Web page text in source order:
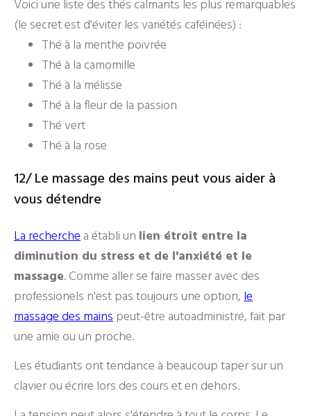
Voici une liste des thés calmants les plus remarquables
(le secret est d'éviter les variétés caféinées) :
Thé à la menthe poivrée
Thé à la camomille
Thé à la mélisse
Thé à la fleur de la passion
Thé vert
Thé à la rose
12/ Le massage des mains peut vous aider à
vous détendre
La recherchea établi un lien étroit entre la
diminution du stress et de l'anxiété et le
massage. Comme aller se faire masser avec des
professionels n'est pas toujours une option,le
massage des mainspeut-être autoadministré, fait par
une amie ou un proche.
Les étudiants ont tendance à beaucoup taper sur un
clavier ou écrire lors des cours et en dehors.